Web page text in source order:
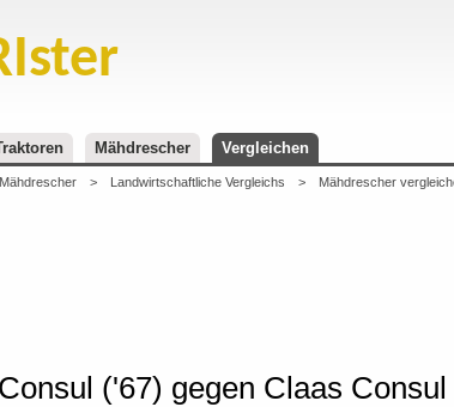
Mähdrescher Vergleichen
Mähdrescher > Landwirtschaftliche Vergleichs > Mähdrescher
('67) gegen Claas